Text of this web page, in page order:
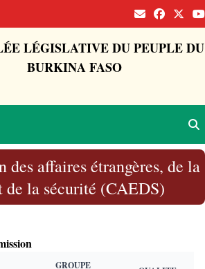
LÉGISLATIVE DU PEUPLE DU
BURKINA FASO
des affaires étrangères, de la
de la sécurité (CAEDS)
GROUPE